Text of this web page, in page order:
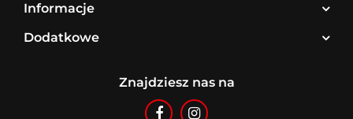
Informacje
Dodatkowe
Znajdziesz nas na